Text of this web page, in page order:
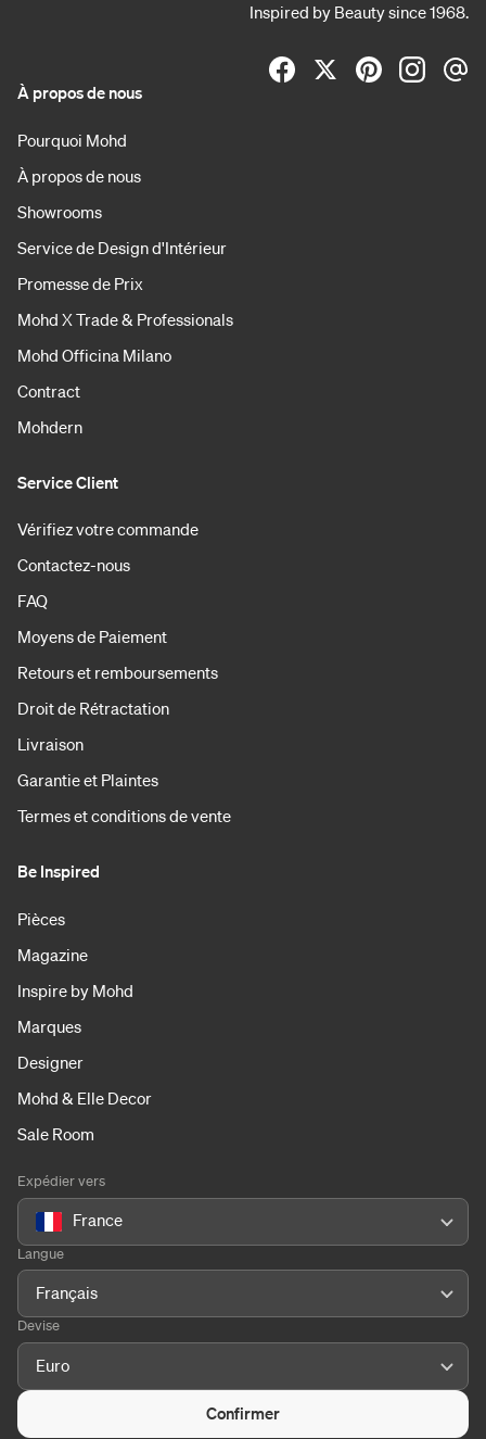
Inspired by Beauty since 1968.
À propos de nous
Pourquoi Mohd
À propos de nous
Showrooms
Service de Design d'Intérieur
Promesse de Prix
Mohd X Trade & Professionals
Mohd Officina Milano
Contract
Mohdern
Service Client
Vérifiez votre commande
Contactez-nous
FAQ
Moyens de Paiement
Retours et remboursements
Droit de Rétractation
Livraison
Garantie et Plaintes
Termes et conditions de vente
Be Inspired
Pièces
Magazine
Inspire by Mohd
Marques
Designer
Mohd & Elle Decor
Sale Room
Expédier vers
France
Langue
Français
Devise
Euro
Confirmer